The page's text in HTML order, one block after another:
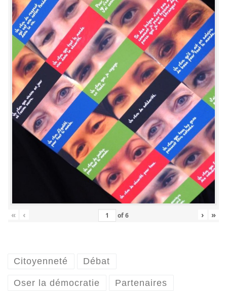
« ‹ of6 › »
Citoyenneté Débat
Oser la démocratie Partenaires